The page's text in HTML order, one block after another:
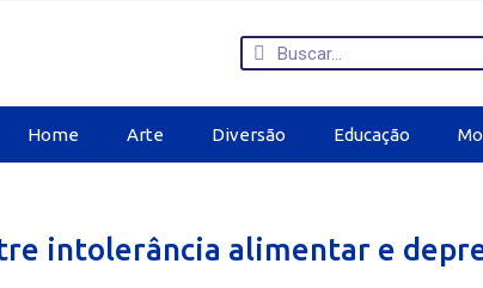
Home Arte Diversão Educação
intolerância alimentar e